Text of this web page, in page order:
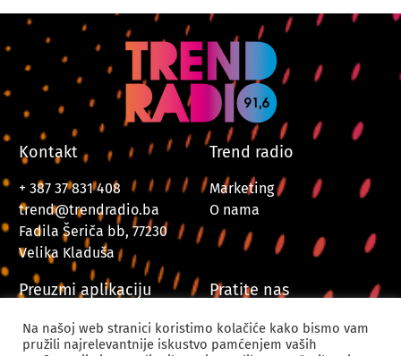
Kontakt
+ 387 37 831 408
trend@trendradio.ba
Fadila Šeriča bb, 77230
Velika Kladuša
Trend radio
Marketing
O nama
Preuzmi aplikaciju Pratite nas
Na našoj web stranici koristimo kolačiće kako bismo vam
pružili najrelevantnije iskustvo pamćenjem vaših